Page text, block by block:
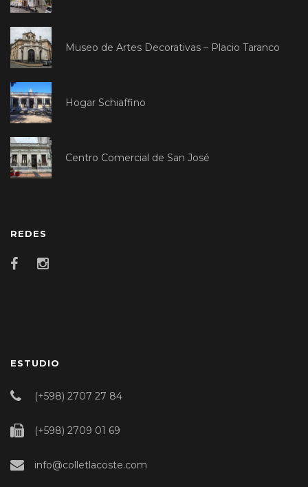
Museo de Artes Decorativas – Placio Taranco
Hogar Schiaffino
Centro Comercial de San José
REDES
ESTUDIO
(+598) 2707 27 84
(+598) 2709 01 69
info@colletlacoste.com